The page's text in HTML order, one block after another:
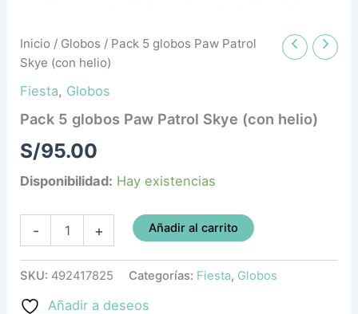
Inicio / Globos / Pack 5 globos Paw Patrol
Skye (con helio)
Fiesta, Globos
Pack 5 globos Paw Patrol Skye (con helio)
S/95.00
Disponibilidad: Hay existencias
- + Añadir al carrito
SKU: 492417825 Categorías: Fiesta, Globos
Añadir a deseos